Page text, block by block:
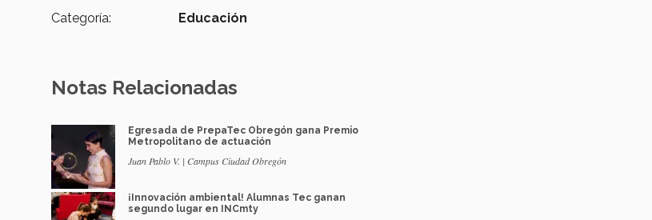
Categoría:
Educación
Notas Relacionadas
Egresada de PrepaTec Obregón gana Premio
Metropolitano de actuación
Juan Pablo V. | Campus Ciudad Obregón
¡Innovación ambiental! Alumnas Tec ganan
segundo lugar en INCmty